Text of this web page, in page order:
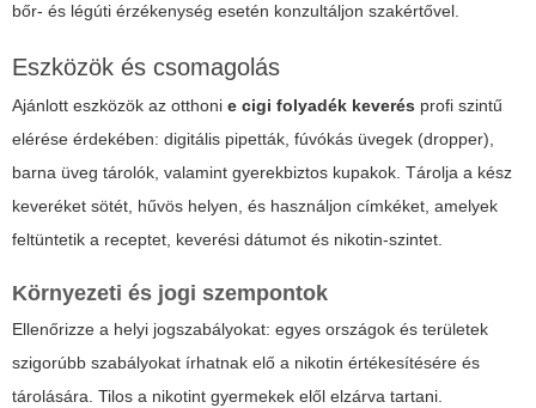
bőr- és légúti érzékenység esetén konzultáljon szakértővel.
Eszközök és csomagolás
Ajánlott eszközök az otthoni e cigi folyadék keverés profi szintű
elérése érdekében: digitális pipetták, fúvókás üvegek (dropper),
barna üveg tárolók, valamint gyerekbiztos kupakok. Tárolja a kész
keveréket sötét, hűvös helyen, és használjon címkéket, amelyek
feltüntetik a receptet, keverési dátumot és nikotin-szintet.
Környezeti és jogi szempontok
Ellenőrizze a helyi jogszabályokat: egyes országok és területek
szigorúbb szabályokat írhatnak elő a nikotin értékesítésére és
tárolására. Tilos a nikotint gyermekek elől elzárva tartani.